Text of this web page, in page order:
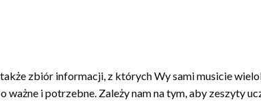
zbiór informacji, z których Wy sami musicie
i potrzebne. Zależy nam na tym, aby zeszyty